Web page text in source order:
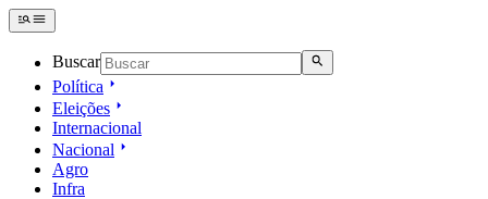
Buscar
Política
Eleições
Internacional
Nacional
Agro
Infra